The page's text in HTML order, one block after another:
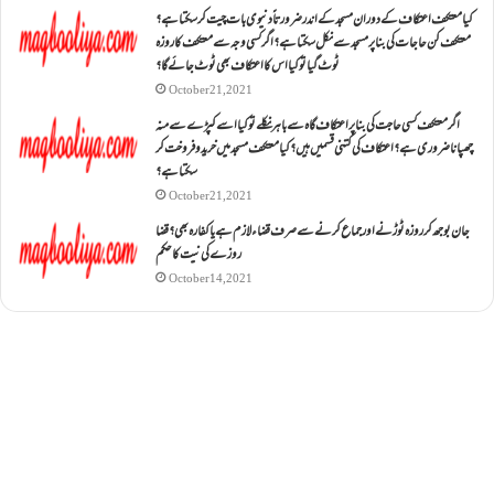
کیا معتکف اعتکاف کے دوران مسجد کے اندر ضرورتاً دنیوی بات چیت کر سکتا ہے؟
معتکف کن حاجات کی بنا پر مسجد سے نکل سکتا ہے؟ اگر کسی وجہ سے معتکف کا روزہ
ٹوٹ گیا تو کیا اس کا اعتکاف بھی ٹوٹ جائے گا؟
October 21, 2021
اگر معتکف کسی حاجت کی بنا پر اعتکاف گاہ سے باہر نکلے تو کیا اسے کپڑے سے منہ
چھپانا ضروری ہے؟اعتکاف کی کتنی قسمیں ہیں؟کیا معتکف مسجد میں خرید و فروخت کر
سکتا ہے؟
October 21, 2021
جان بوجھ کر روزہ ٹوڑنے اور جماع کرنے سے صرف قضاء لازم ہے یا کفارہ بھی؟ قضا
روزے کی نیت کا حکم
October 14, 2021